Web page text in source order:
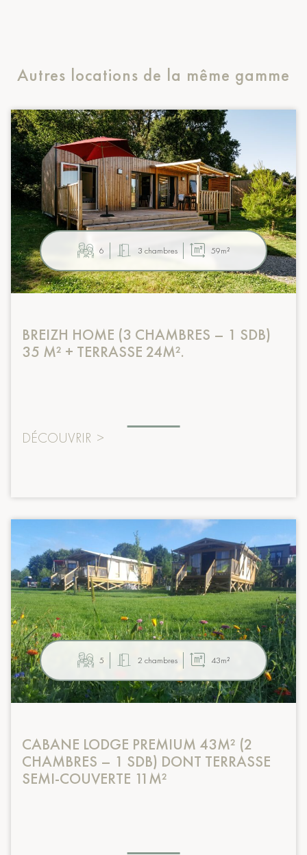
Autres locations de la même gamme
6 3 chambres 59m²
BREIZH HOME (3 CHAMBRES – 1 SDB)
35 M² + TERRASSE 24M².
DÉCOUVRIR >
5 2 chambres 43m²
CABANE LODGE PREMIUM 43M² (2
CHAMBRES – 1 SDB) DONT TERRASSE
SEMI-COUVERTE 11M²